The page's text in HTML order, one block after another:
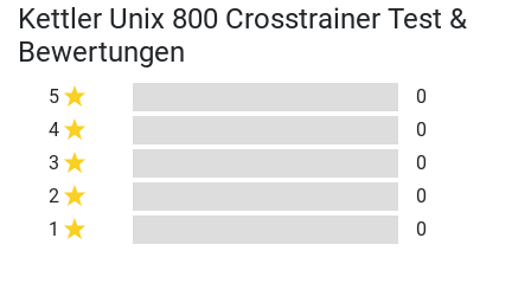
Kettler Unix 800 Crosstrainer Test &
Bewertungen
5
0
4
0
3
0
2
0
1
0